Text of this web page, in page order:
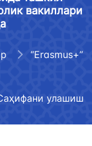
вакиллари
улашиш